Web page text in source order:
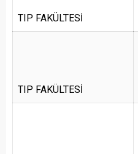
TIP FAKÜLTESİ
TIP FAKÜLTESİ